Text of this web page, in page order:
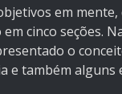
em mente,
cinco seções.
o
e também alguns